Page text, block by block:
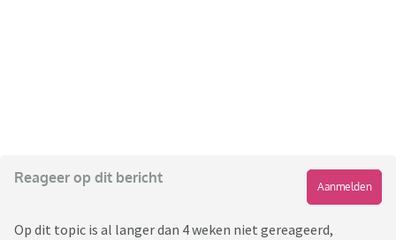
Reageer op dit bericht
Aanmelden
Op dit topic is al langer dan 4 weken niet gereageerd,